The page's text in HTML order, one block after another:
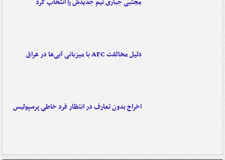
دلیل مخالفت AFC با میزبانی آبی‌ها در عراق
اخراج بدون تعارف در انتظار فرد خاطی پرسپولیس